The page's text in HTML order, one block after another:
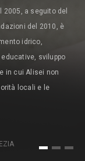
2005, a seguito del
del 2010, è
idrico,
sviluppo
in cui Alisei non
locali e le
1 2 3